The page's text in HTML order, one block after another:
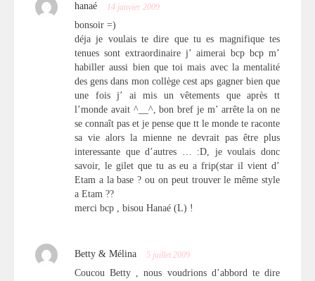
hanaé 14 janvier 2009
bonsoir =)
déja je voulais te dire que tu es magnifique tes
tenues sont extraordinaire j’ aimerai bcp bcp m’
habiller aussi bien que toi mais avec la mentalité
des gens dans mon collège cest aps gagner bien que
une fois j’ ai mis un vêtements que après tt
l’monde avait ^__^, bon bref je m’ arrête la on ne
se connaît pas et je pense que tt le monde te raconte
sa vie alors la mienne ne devrait pas être plus
interessante que d’autres … :D, je voulais donc
savoir, le gilet que tu as eu a frip(star il vient d’
Etam a la base ? ou on peut trouver le même style
a Etam ??
merci bcp , bisou Hanaé (L) !
Betty & Mélina 5 juillet 2009
Coucou Betty , nous voudrions d’abbord te dire